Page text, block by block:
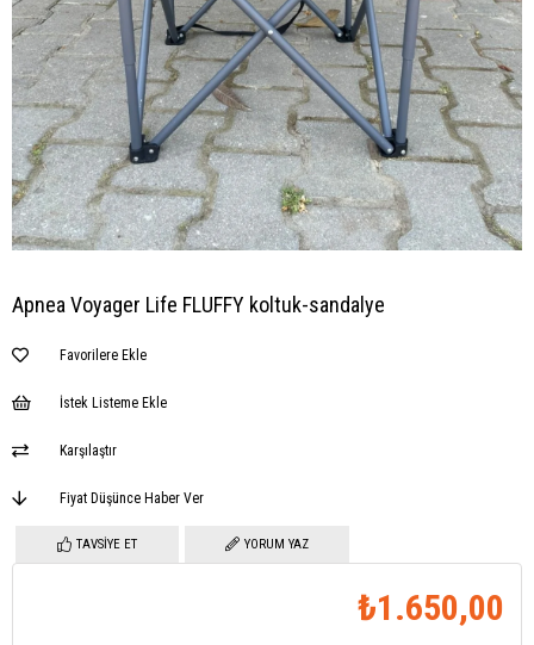
Apnea Voyager Life FLUFFY koltuk-sandalye
Favorilere Ekle
İstek Listeme Ekle
Karşılaştır
Fiyat Düşünce Haber Ver
TAVSIYE ET YORUM YAZ
₺1.650,00